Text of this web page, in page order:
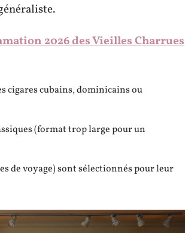
2026 des Vieilles Charrues
cigares cubains, dominicains ou
(format trop large pour un
de voyage) sont sélectionnés pour leur